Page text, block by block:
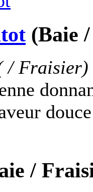
(Baie
/ Fraisier)
/